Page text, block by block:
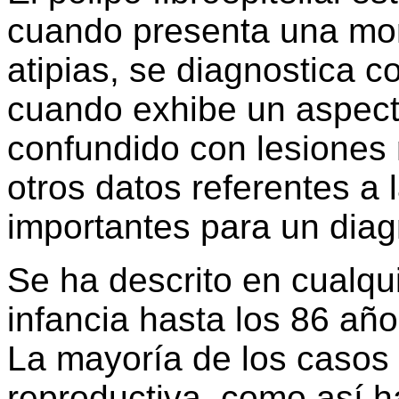
cuando presenta una
atipias, se diagnostica
cuando exhibe un
confundido con
otros datos referentes a
importantes para un
Se ha descrito en
infancia hasta los 86
La mayoría de los